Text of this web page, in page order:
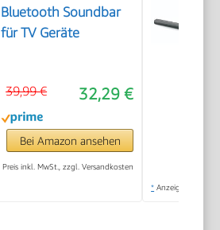
Bluetooth Soundbar
für TV Geräte
32,29 €
39,99 €
Bei Amazon ansehen
Preis inkl. MwSt., zzgl. Versandkosten
* Anzeige